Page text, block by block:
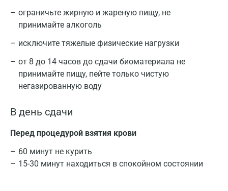
ограничьте жирную и жареную пищу, не
принимайте алкоголь
исключите тяжелые физические нагрузки
от 8 до 14 часов до сдачи биоматериала не
принимайте пищу, пейте только чистую
негазированную воду
В день сдачи
Перед процедурой взятия крови
60 минут не курить
15-30 минут находиться в спокойном состоянии